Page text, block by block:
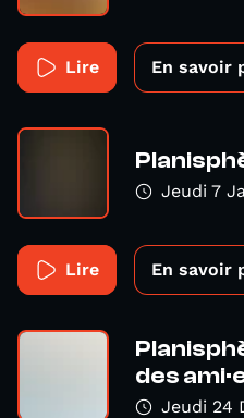
Lire En savoir
Jeudi 7
Lire En savoir
des
Jeudi 24